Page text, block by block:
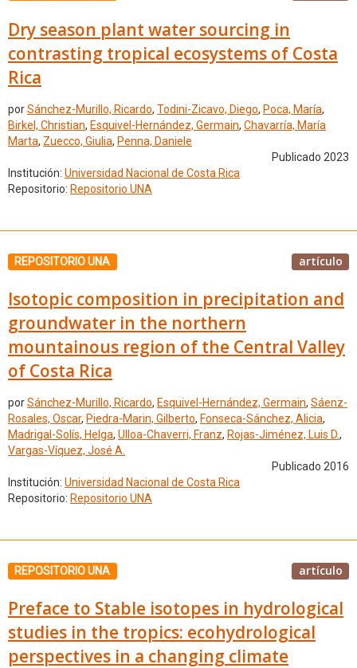
Dry season plant water sourcing in
contrasting tropical ecosystems of Costa
Rica
porSánchez-Murillo, Ricardo, Todini-Zicavo, Diego, Poca, María,
Birkel, Christian, Esquivel-Hernández, Germain, Chavarría, María
Marta, Zuecco, Giulia, Penna, Daniele
Publicado 2023
Institución: Universidad Nacional de Costa Rica
Repositorio: Repositorio UNA
REPOSITORIO UNA artículo
Isotopic composition in precipitation and
groundwater in the northern
mountainous region of the Central Valley
of Costa Rica
porSánchez-Murillo, Ricardo, Esquivel-Hernández, Germain, Sáenz-
Rosales, Oscar, Piedra-Marin, Gilberto, Fonseca-Sánchez, Alicia,
Madrigal-Solís, Helga, Ulloa-Chaverri, Franz, Rojas-Jiménez, Luis D.,
Vargas-Víquez, José A.
Publicado 2016
Institución: Universidad Nacional de Costa Rica
Repositorio: Repositorio UNA
REPOSITORIO UNA artículo
Preface to Stable isotopes in hydrological
studies in the tropics: ecohydrological
perspectives in a changing climate